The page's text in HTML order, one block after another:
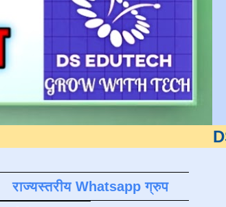
DS
राज्यस्तरीय Whatsapp ग्रुप